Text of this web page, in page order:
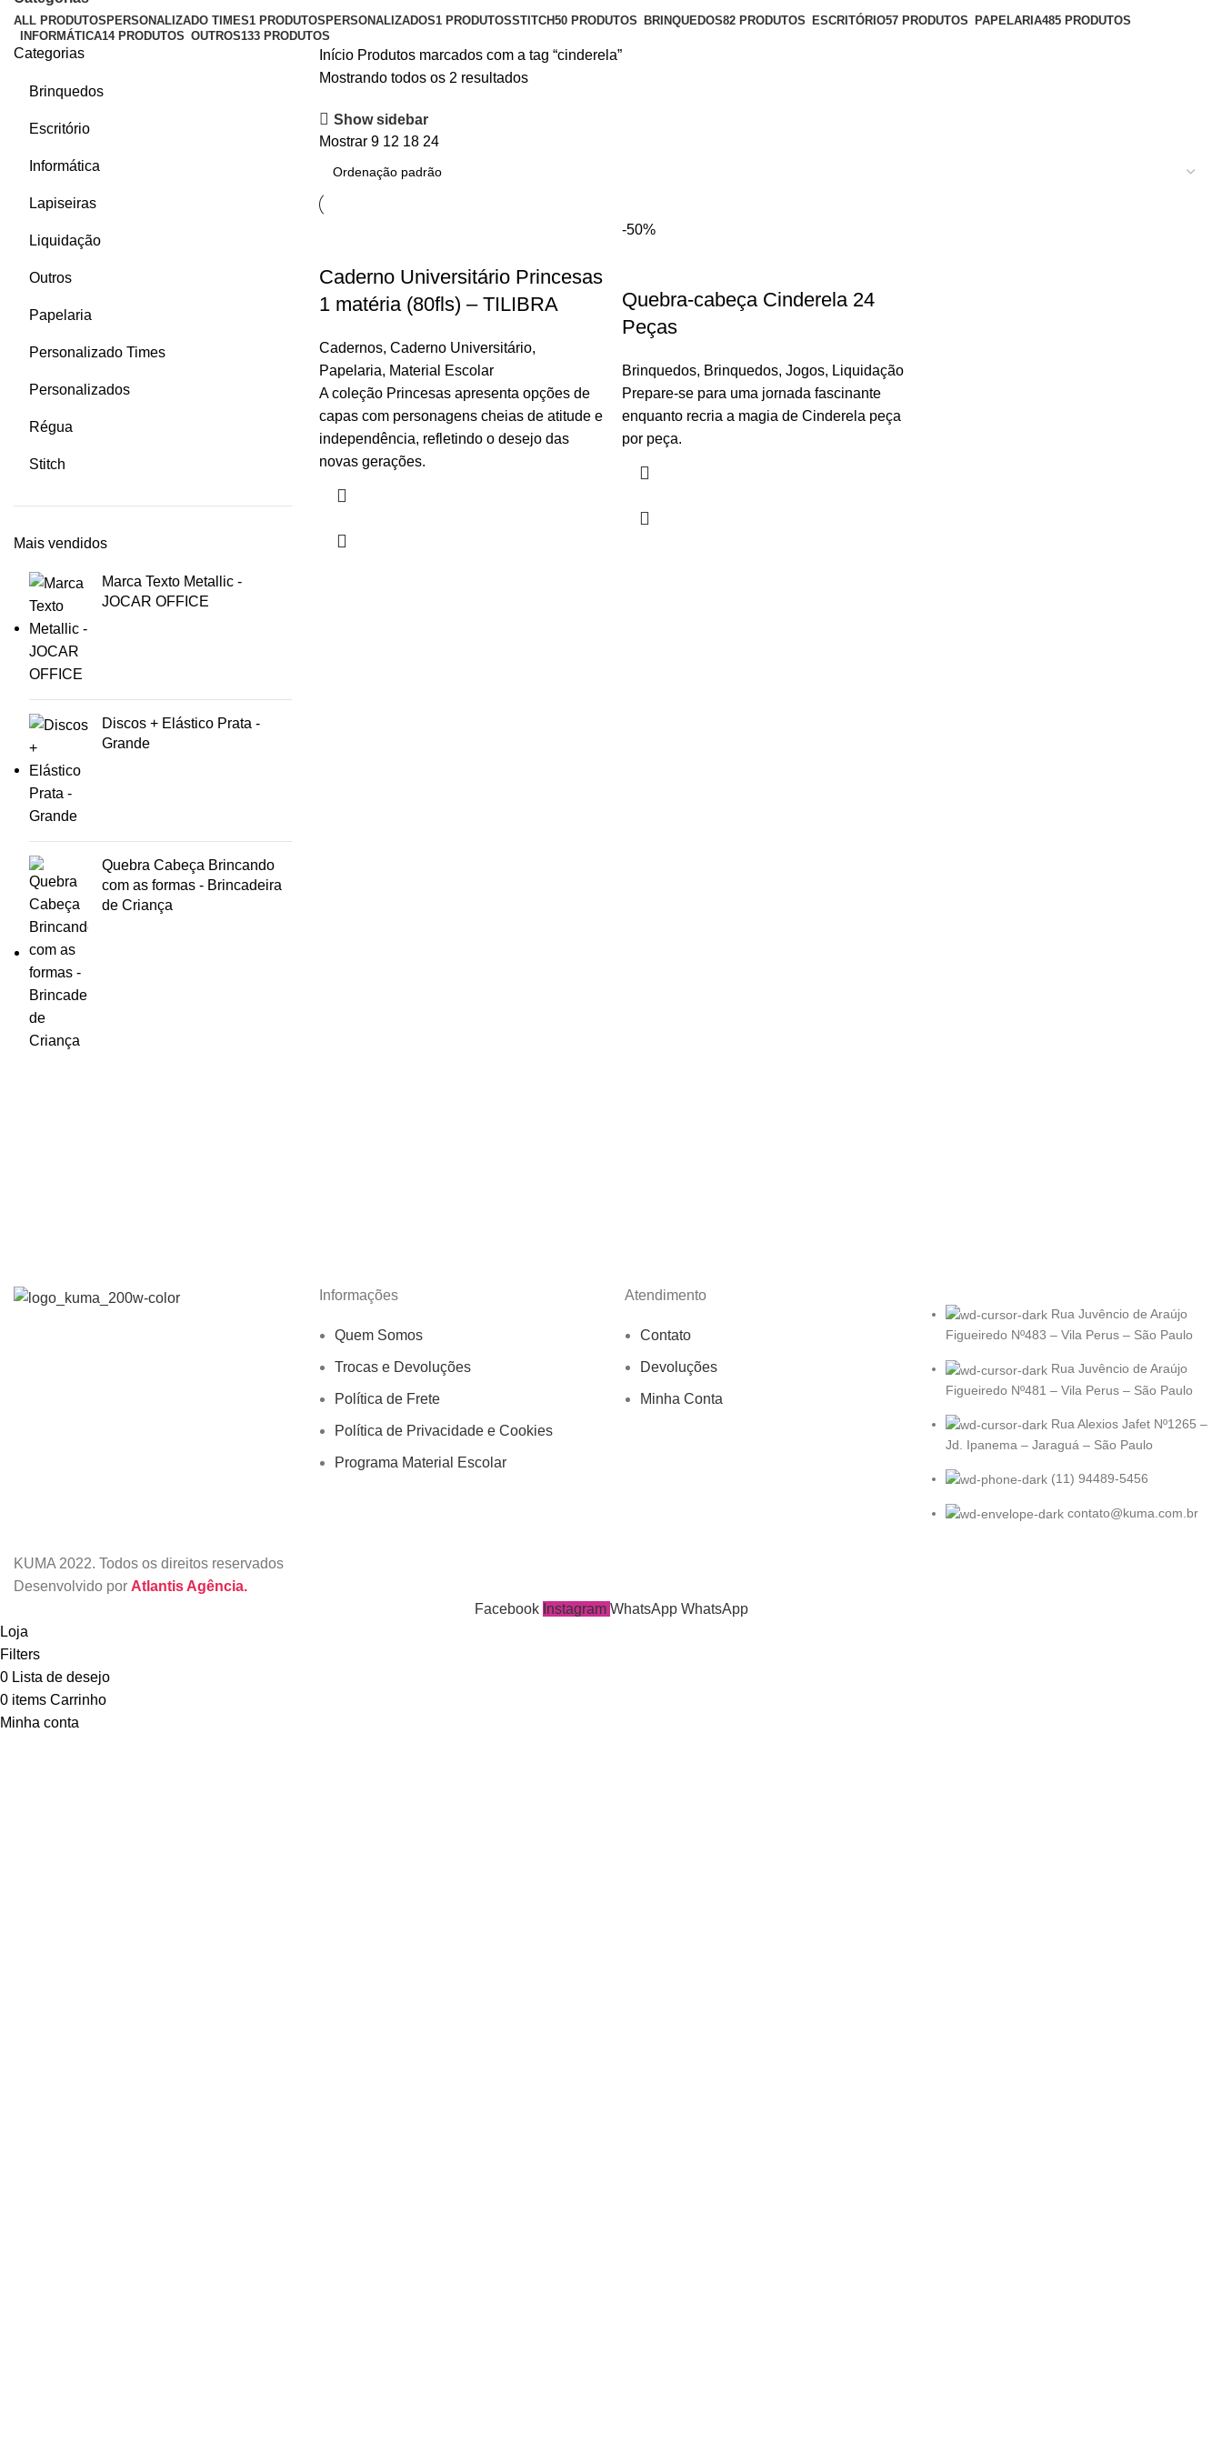
ALL PRODUTOS PERSONALIZADO TIMES1 PRODUTOS PERSONALIZADOS1 PRODUTOSSTITCH50 PRODUTOS BRINQUEDOS82 PRODUTOS ESCRITÓRIO57 PRODUTOS PAPELARIA485 PRODUTOS
INFORMÁTICA14 PRODUTOS OUTROS133 PRODUTOS
Categorias
Brinquedos
Escritório
Informática
Lapiseiras
Liquidação
Outros
Papelaria
Personalizado Times
Personalizados
Régua
Stitch
Mais vendidos
Marca Texto Metallic -
JOCAR OFFICE
Discos + Elástico Prata -
Grande
Quebra Cabeça Brincando
com as formas - Brincadeira
de Criança
Início Produtos marcados com a tag “cinderela”
Mostrando todos os 2 resultados
Show sidebar
Mostrar 9 12 18 24
Caderno Universitário Princesas
1 matéria (80fls) – TILIBRA
Cadernos, Caderno Universitário,
Papelaria, Material Escolar
A coleção Princesas apresenta opções de
capas com personagens cheias de atitude e
independência, refletindo o desejo das
novas gerações.
-50%
Quebra-cabeça Cinderela 24
Peças
Brinquedos, Brinquedos, Jogos, Liquidação
Prepare-se para uma jornada fascinante
enquanto recria a magia de Cinderela peça
por peça.
Informações
Quem Somos
Trocas e Devoluções
Política de Frete
Política de Privacidade e Cookies
Programa Material Escolar
Atendimento
Contato
Devoluções
Minha Conta
Rua Juvêncio de Araújo
Figueiredo Nº483 – Vila Perus – São Paulo
Rua Juvêncio de Araújo
Figueiredo Nº481 – Vila Perus – São Paulo
Rua Alexios Jafet Nº1265 –
Jd. Ipanema – Jaraguá – São Paulo
(11) 94489-5456
contato@kuma.com.br
KUMA2022. Todos os direitos reservados
Desenvolvido por Atlantis Agência.
Facebook Instagram WhatsApp WhatsApp
Loja
Filters
0 Lista de desejo
0 items Carrinho
Minha conta